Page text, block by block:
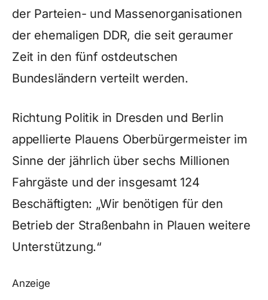
der Parteien- und Massenorganisationen
der ehemaligen DDR, die seit geraumer
Zeit in den fünf ostdeutschen
Bundesländern verteilt werden.
Richtung Politik in Dresden und Berlin
appellierte Plauens Oberbürgermeister im
Sinne der jährlich über sechs Millionen
Fahrgäste und der insgesamt 124
Beschäftigten: „Wir benötigen für den
Betrieb der Straßenbahn in Plauen weitere
Unterstützung.“
Anzeige